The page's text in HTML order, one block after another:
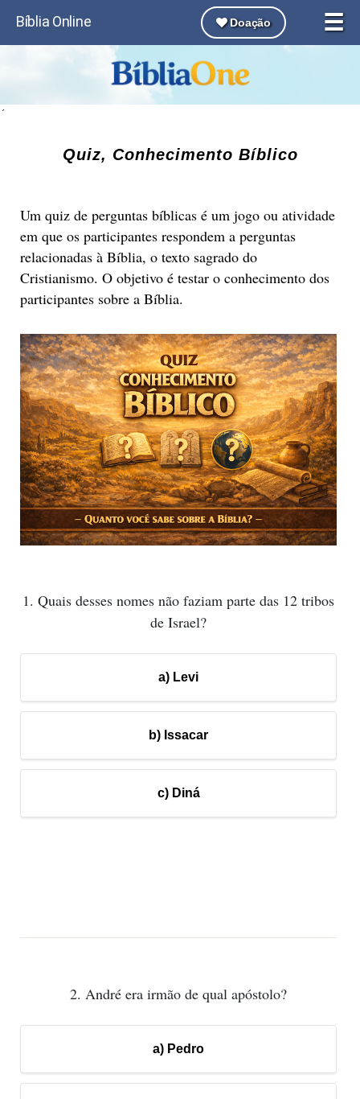
☰
Bíblia Online Doação
´
Quiz, Conhecimento Bíblico
Um quiz de perguntas bíblicas é um jogo ou atividade
em que os participantes respondem a perguntas
relacionadas à Bíblia, o texto sagrado do
Cristianismo. O objetivo é testar o conhecimento dos
participantes sobre a Bíblia.
1. Quais desses nomes não faziam parte das 12 tribos
de Israel?
a) Levi
b) Issacar
c) Diná
2. André era irmão de qual apóstolo?
a) Pedro